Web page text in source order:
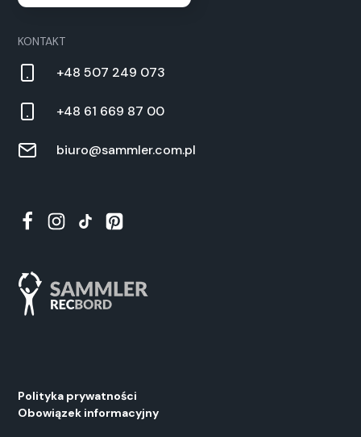
KONTAKT
+48 507 249 073
+48 61 669 87 00
biuro@sammler.com.pl
Polityka prywatności
Obowiązek informacyjny